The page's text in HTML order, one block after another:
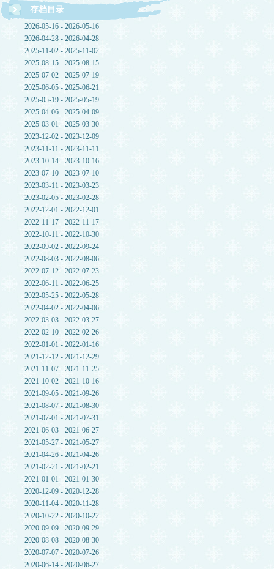
存档目录
2026-05-16 - 2026-05-16
2026-04-28 - 2026-04-28
2025-11-02 - 2025-11-02
2025-08-15 - 2025-08-15
2025-07-02 - 2025-07-19
2025-06-05 - 2025-06-21
2025-05-19 - 2025-05-19
2025-04-06 - 2025-04-09
2025-03-01 - 2025-03-30
2023-12-02 - 2023-12-09
2023-11-11 - 2023-11-11
2023-10-14 - 2023-10-16
2023-07-10 - 2023-07-10
2023-03-11 - 2023-03-23
2023-02-05 - 2023-02-28
2022-12-01 - 2022-12-01
2022-11-17 - 2022-11-17
2022-10-11 - 2022-10-30
2022-09-02 - 2022-09-24
2022-08-03 - 2022-08-06
2022-07-12 - 2022-07-23
2022-06-11 - 2022-06-25
2022-05-25 - 2022-05-28
2022-04-02 - 2022-04-06
2022-03-03 - 2022-03-27
2022-02-10 - 2022-02-26
2022-01-01 - 2022-01-16
2021-12-12 - 2021-12-29
2021-11-07 - 2021-11-25
2021-10-02 - 2021-10-16
2021-09-05 - 2021-09-26
2021-08-07 - 2021-08-30
2021-07-01 - 2021-07-31
2021-06-03 - 2021-06-27
2021-05-27 - 2021-05-27
2021-04-26 - 2021-04-26
2021-02-21 - 2021-02-21
2021-01-01 - 2021-01-30
2020-12-09 - 2020-12-28
2020-11-04 - 2020-11-28
2020-10-22 - 2020-10-22
2020-09-09 - 2020-09-29
2020-08-08 - 2020-08-30
2020-07-07 - 2020-07-26
2020-06-14 - 2020-06-27